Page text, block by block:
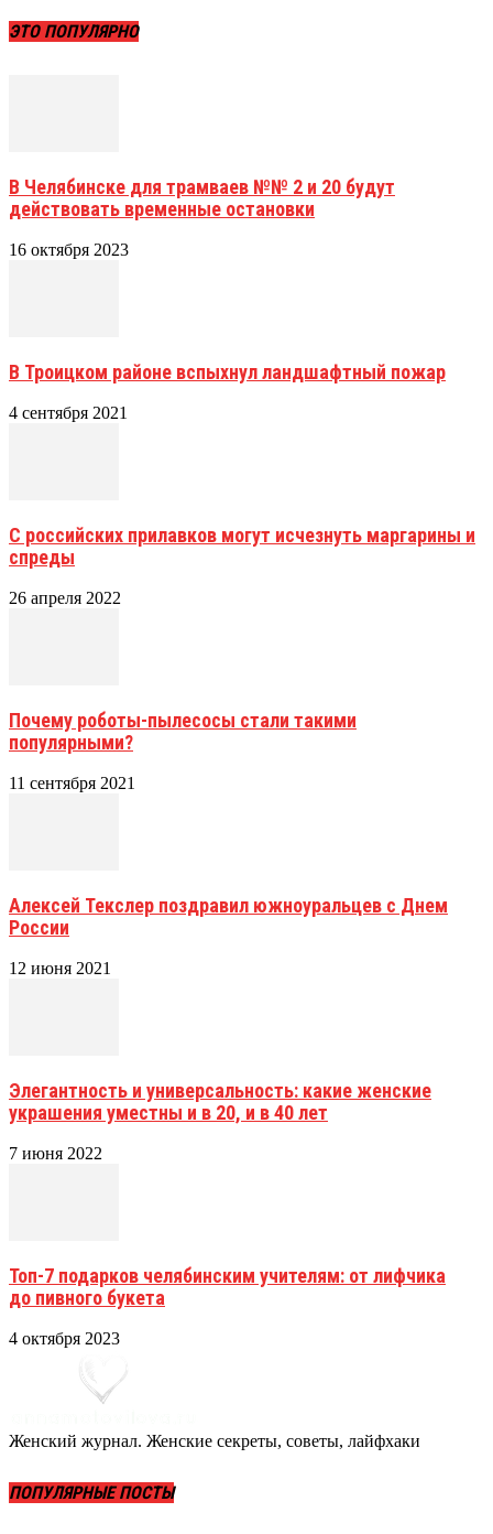
ЭТО ПОПУЛЯРНО
В Челябинске для трамваев №№ 2 и 20 будут
действовать временные остановки
16 октября 2023
В Троицком районе вспыхнул ландшафтный пожар
4 сентября 2021
С российских прилавков могут исчезнуть маргарины и
спреды
26 апреля 2022
Почему роботы-пылесосы стали такими
популярными?
11 сентября 2021
Алексей Текслер поздравил южноуральцев с Днем
России
12 июня 2021
Элегантность и универсальность: какие женские
украшения уместны и в 20, и в 40 лет
7 июня 2022
Топ-7 подарков челябинским учителям: от лифчика
до пивного букета
4 октября 2023
Женский журнал. Женские секреты, советы, лайфхаки
ПОПУЛЯРНЫЕ ПОСТЫ